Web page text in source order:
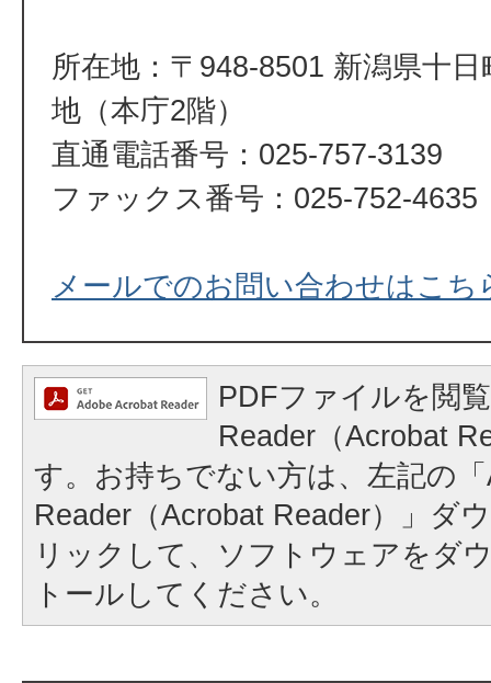
所在地：〒948-8501 新潟県十
地（本庁2階）
直通電話番号：025-757-3139
ファックス番号：025-752-4635
メールでのお問い合わせはこち
PDFファイルを閲
Reader（Acrobat
す。お持ちでない方は、左記の
Reader（Acrobat Reader）」ダ
リックして、ソフトウェアをダ
トールしてください。